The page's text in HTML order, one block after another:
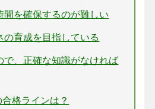
間を確保するのが難しい
の育成を目指している
で、正確な知識がなければ
格ラインは？